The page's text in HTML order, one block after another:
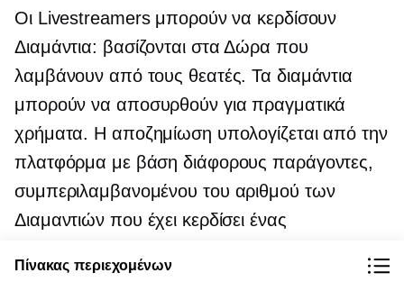
Οι Livestreamers μπορούν να κερδίσουν
Διαμάντια: βασίζονται στα Δώρα που
λαμβάνουν από τους θεατές. Τα διαμάντια
μπορούν να αποσυρθούν για πραγματικά
χρήματα. Η αποζημίωση υπολογίζεται από την
πλατφόρμα με βάση διάφορους παράγοντες,
συμπεριλαμβανομένου του αριθμού των
Διαμαντιών που έχει κερδίσει ένας
εικονικά δώρα και απόσυρση διαμαντιών
Πίνακας περιεχομένων